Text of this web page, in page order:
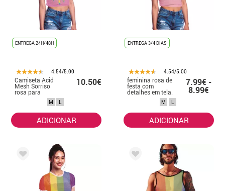
ENTREGA 24H/48H
4.54/5.00
Camiseta Acid
Mesh Sorriso
rosa para
mulheres
10.50€
M L
ADICIONAR
ENTREGA 3/4 DIAS
4.54/5.00
feminina rosa de
festa com
detalhes em tela.
7.99€ -
8.99€
M L
ADICIONAR